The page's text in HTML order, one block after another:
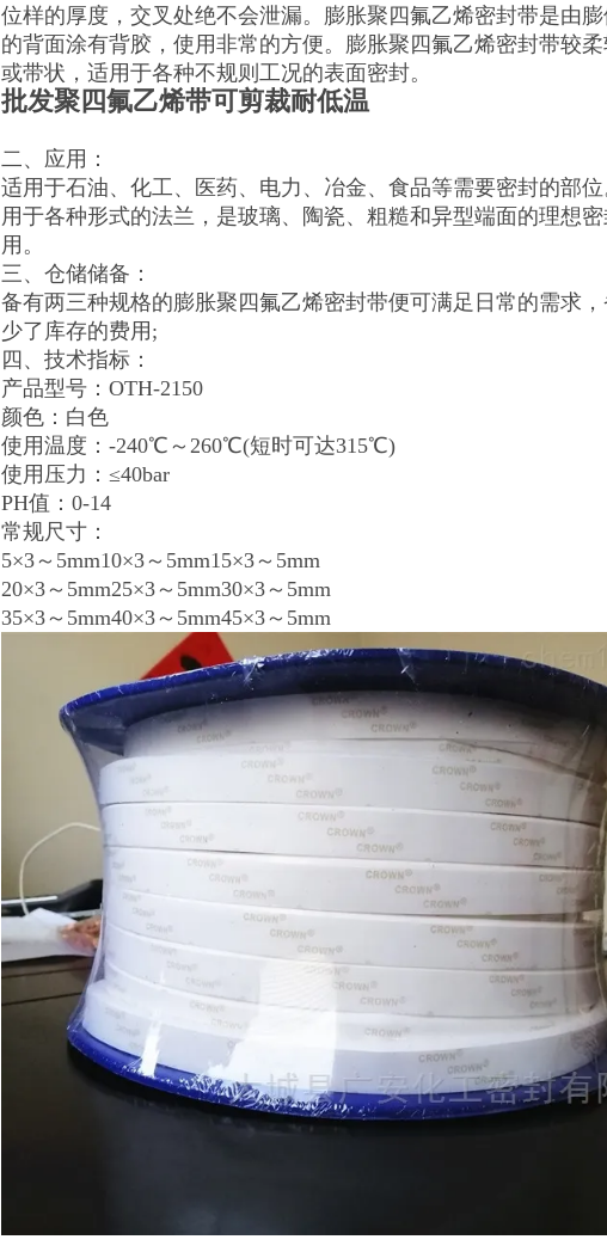
位样的厚度，交叉处绝不会泄漏。膨胀聚四氟乙烯密封带是由
的背面涂有背胶，使用非常的方便。膨胀聚四氟乙烯密封带较
或带状，适用于各种不规则工况的表面密封。
批发聚四氟乙烯带可剪裁耐低温
二、应用：
适用于石油、化工、医药、电力、冶金、食品等需要密封的部位
用于各种形式的法兰，是玻璃、陶瓷、粗糙和异型端面的理想
用。
三、仓储储备：
备有两三种规格的膨胀聚四氟乙烯密封带便可满足日常的需求
少了库存的费用;
四、技术指标：
产品型号：OTH-2150
颜色：白色
使用温度：-240℃～260℃(短时可达315℃)
使用压力：≤40bar
PH值：0-14
常规尺寸：
5×3～5mm10×3～5mm15×3～5mm
20×3～5mm25×3～5mm30×3～5mm
35×3～5mm40×3～5mm45×3～5mm